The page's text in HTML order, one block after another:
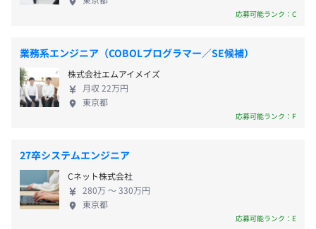
【開発言語例】Java、PHP、.NET、Python、Ruby、C#
目標管理制度
社員による週次報告、上司や営業担当との定期面談やヒヤ
昇給（年1回給与改定、※入社2年目より対象）
賞与（業績手当として毎月の給与に付与、※入社2年目よ
り対象）
・関東ITソフトウェア健康保険組合加入
・健康保険
・厚生年金
・雇用保険
DB連携（データベースの概念、Javaとの連携方法他）
個人開発学習（↑で習得した技術を使い、Webアプリケ
ーションを制作）
開発工程（開発モデルの違い、各開発工程の目的、作成方
法他）
グループ開発実習（グループ単位でWebアプリケーション
開発工程における一連の流れを体験）
ーインフラの基礎知識も身につけAWS資格取得を目指す
Linux・Windowsオペレーティングシステム、
応募可能ランク：C
業務系エンジニア（COBOLプログラマー／SE候補）
株式会社エムアイメイズ
月収 22万円
東京都
応募可能ランク：F
27卒システムエンジニア
Cネット株式会社
280万 〜 330万円
東京都
応募可能ランク：E